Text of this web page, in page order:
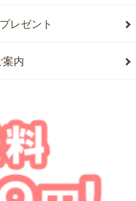
レゼント
案内